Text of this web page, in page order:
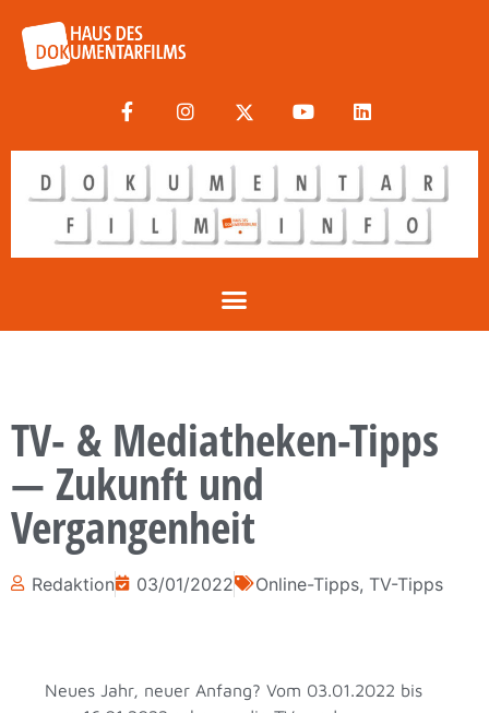
TV- & Mediatheken-Tipps
— Zukunft und
Vergangenheit
Redaktion 03/01/2022 Online-Tipps, TV-Tipps
Neues Jahr, neuer Anfang? Vom 03.01.2022 bis